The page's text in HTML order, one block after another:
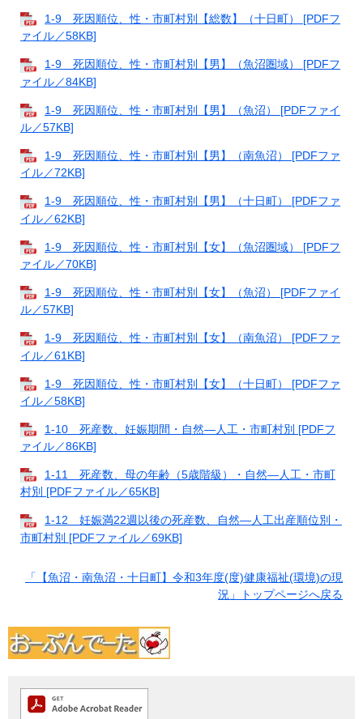
1-9 死因順位、性・市町村別【総数】（十日町） [PDFフ
ァイル／58KB]
1-9 死因順位、性・市町村別【男】（魚沼圏域） [PDFフ
ァイル／84KB]
1-9 死因順位、性・市町村別【男】（魚沼） [PDFファイ
ル／57KB]
1-9 死因順位、性・市町村別【男】（南魚沼） [PDFファ
イル／72KB]
1-9 死因順位、性・市町村別【男】（十日町） [PDFファ
イル／62KB]
1-9 死因順位、性・市町村別【女】（魚沼圏域） [PDFフ
ァイル／70KB]
1-9 死因順位、性・市町村別【女】（魚沼） [PDFファイ
ル／57KB]
1-9 死因順位、性・市町村別【女】（南魚沼） [PDFファ
イル／61KB]
1-9 死因順位、性・市町村別【女】（十日町） [PDFファ
イル／58KB]
1-10 死産数、妊娠期間・自然―人工・市町村別 [PDFフ
ァイル／86KB]
1-11 死産数、母の年齢（5歳階級）・自然―人工・市町
村別 [PDFファイル／65KB]
1-12 妊娠満22週以後の死産数、自然―人工出産順位別・
市町村別 [PDFファイル／69KB]
「【魚沼・南魚沼・十日町】令和3年度(度)健康福祉(環境)の現
況」トップページへ戻る